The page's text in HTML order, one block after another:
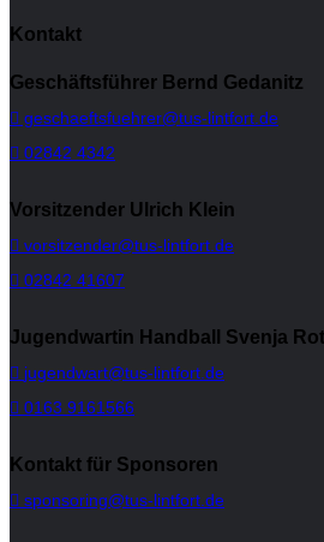
Kontakt
Geschäftsführer Bernd Gedanitz
geschaeftsfuehrer@tus-lintfort.de
02842 4342
Vorsitzender Ulrich Klein
vorsitzender@tus-lintfort.de
02842 41607
Jugendwartin Handball Svenja
jugendwart@tus-lintfort.de
0163 9161566
Kontakt für Sponsoren
sponsoring@tus-lintfort.de